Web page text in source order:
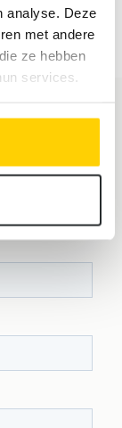
analyse. Deze
met andere
ze hebben
services.